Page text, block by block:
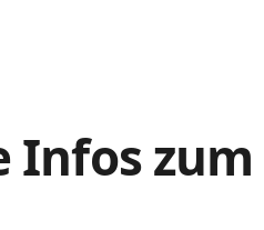
Infos zum